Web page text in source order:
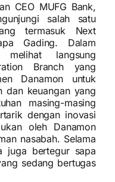
CEO MUFG Bank,
salah satu
termasuk Next
Gading. Dalam
langsung
Branch yang
Danamon untuk
dan keuangan yang
masing-masing
dengan inovasi
oleh Danamon
nasabah. Selama
juga bertegur sapa
sedang bertugas